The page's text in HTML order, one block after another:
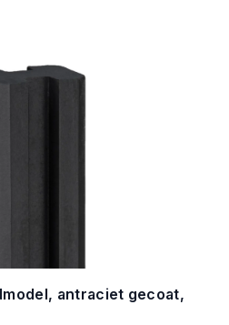
antraciet gecoat,